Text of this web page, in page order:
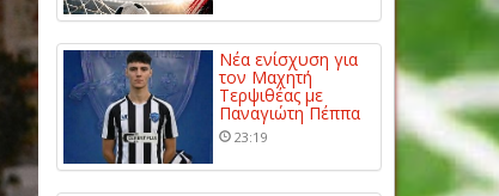
Νέα ενίσχυση για
τον Μαχητή
Τερψιθέας με
Παναγιώτη Πέππα
23:19